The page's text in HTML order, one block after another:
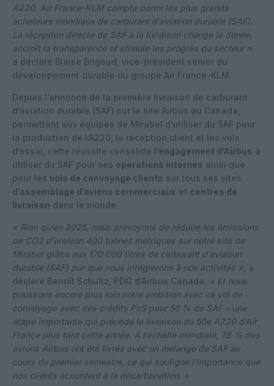
A220. Air France-KLM compte parmi les plus grands
acheteurs mondiaux de carburant d’aviation durable (SAF).
La réception directe de SAF à la livraison change la donne,
accroît la transparence et stimule les progrès du secteur »,
a déclaré Blaise Brigaud, vice-président senior du
développement durable du groupe Air France-KLM.
Depuis l’annonce de la première livraison de carburant
d’aviation durable (SAF) sur le site Airbus au Canada,
permettant aux équipes de Mirabel d’utiliser du SAF pour
la production de l’A220, la réception client et les vols
d’essai, cette réussite consolide l’engagement d’Airbus à
utiliser du SAF pour ses opérations internes ainsi que
pour les vols de convoyage clients sur tous ses sites
d’assemblage d’avions commerciaux et centres de
livraison dans le monde.
« Rien qu’en 2025, nous prévoyons de réduire les émissions
de CO2 d’environ 400 tonnes métriques sur notre site de
Mirabel grâce aux 170 000 litres de carburant d’aviation
durable (SAF) pur que nous intégrerons à nos activités » , a
déclaré Benoît Schultz, PDG d’Airbus Canada. « Et nous
poussons encore plus loin notre ambition avec ce vol de
convoyage avec des crédits PoS pour 50 % de SAF – une
étape importante qui précède la livraison du 50e A220 d’Air
France plus tard cette année. À l’échelle mondiale, 78 % des
avions Airbus ont été livrés avec un mélange de SAF au
cours du premier semestre, ce qui souligne l’importance que
nos clients accordent à la décarbonation. »